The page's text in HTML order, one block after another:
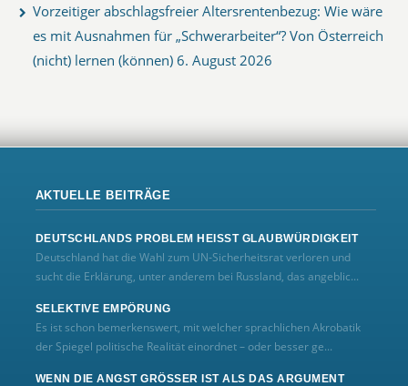
Vorzeitiger abschlagsfreier Altersrentenbezug: Wie wäre
es mit Ausnahmen für „Schwerarbeiter“? Von Österreich
(nicht) lernen (können) 6. August 2026
AKTUELLE BEITRÄGE
DEUTSCHLANDS PROBLEM HEISST GLAUBWÜRDIGKEIT
Deutschland hat die Wahl zum UN‑Sicherheitsrat verloren und
sucht die Erklärung, unter anderem bei Russland, das angeblic...
SELEKTIVE EMPÖRUNG
Es ist schon bemerkenswert, mit welcher sprachlichen Akrobatik
der Spiegel politische Realität einordnet – oder besser ge...
WENN DIE ANGST GRÖSSER IST ALS DAS ARGUMENT